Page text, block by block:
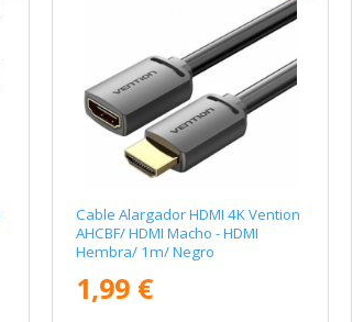
Cable Alargador HDMI 4K Vention
AHCBF/ HDMI Macho - HDMI
Hembra/ 1m/ Negro
1,99 €